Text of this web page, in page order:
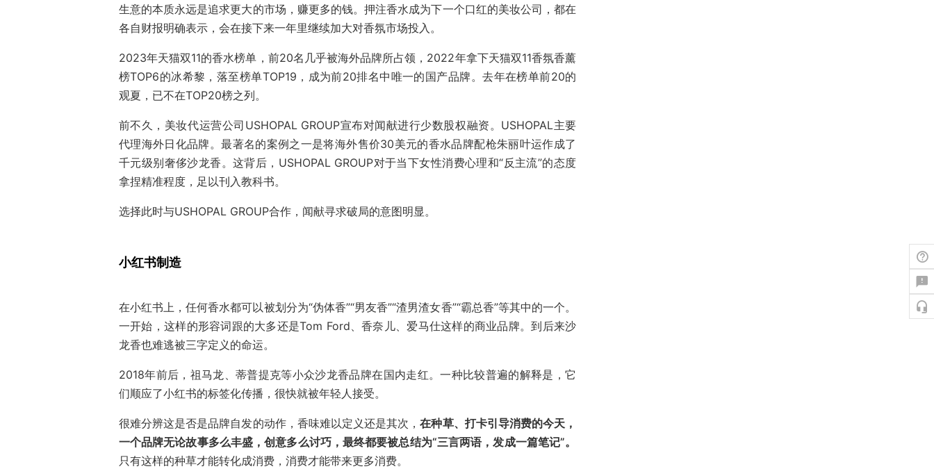
生意的本质永远是追求更大的市场，赚更多的钱。押注香水成为下一个口红的美妆公司，都在
各自财报明确表示，会在接下来一年里继续加大对香氛市场投入。
2023年天猫双11的香水榜单，前20名几乎被海外品牌所占领，2022年拿下天猫双11香氛香薰
榜TOP6的冰希黎，落至榜单TOP19，成为前20排名中唯一的国产品牌。去年在榜单前20的
观夏，已不在TOP20榜之列。
前不久，美妆代运营公司USHOPAL GROUP宣布对闻献进行少数股权融资。USHOPAL主要
代理海外日化品牌。最著名的案例之一是将海外售价30美元的香水品牌配枪朱丽叶运作成了
千元级别奢侈沙龙香。这背后，USHOPAL GROUP对于当下女性消费心理和“反主流”的态度
拿捏精准程度，足以刊入教科书。
选择此时与USHOPAL GROUP合作，闻献寻求破局的意图明显。
小红书制造
在小红书上，任何香水都可以被划分为“伪体香”“男友香”“渣男渣女香”“霸总香”等其中的一个。
一开始，这样的形容词跟的大多还是Tom Ford、香奈儿、爱马仕这样的商业品牌。到后来沙
龙香也难逃被三字定义的命运。
2018年前后，祖马龙、蒂普提克等小众沙龙香品牌在国内走红。一种比较普遍的解释是，它
们顺应了小红书的标签化传播，很快就被年轻人接受。
很难分辨这是否是品牌自发的动作，香味难以定义还是其次，在种草、打卡引导消费的今天，
一个品牌无论故事多么丰盛，创意多么讨巧，最终都要被总结为“三言两语，发成一篇笔记”。
只有这样的种草才能转化成消费，消费才能带来更多消费。